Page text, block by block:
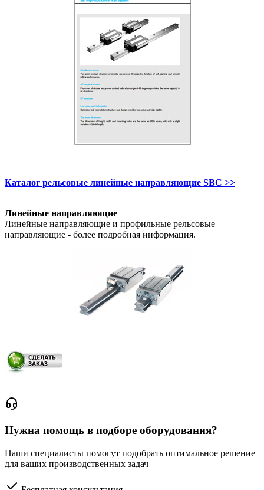
Каталог рельсовые линейные направляющие SBC >>
Линейные направляющие
Линейные направляющие и профильные рельсовые
направляющие - более подробная информация.
Нужна помощь в подборе оборудования?
Наши специалисты помогут подобрать оптимальное решение
для ваших производственных задач